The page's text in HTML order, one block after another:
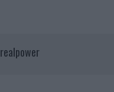
realpower